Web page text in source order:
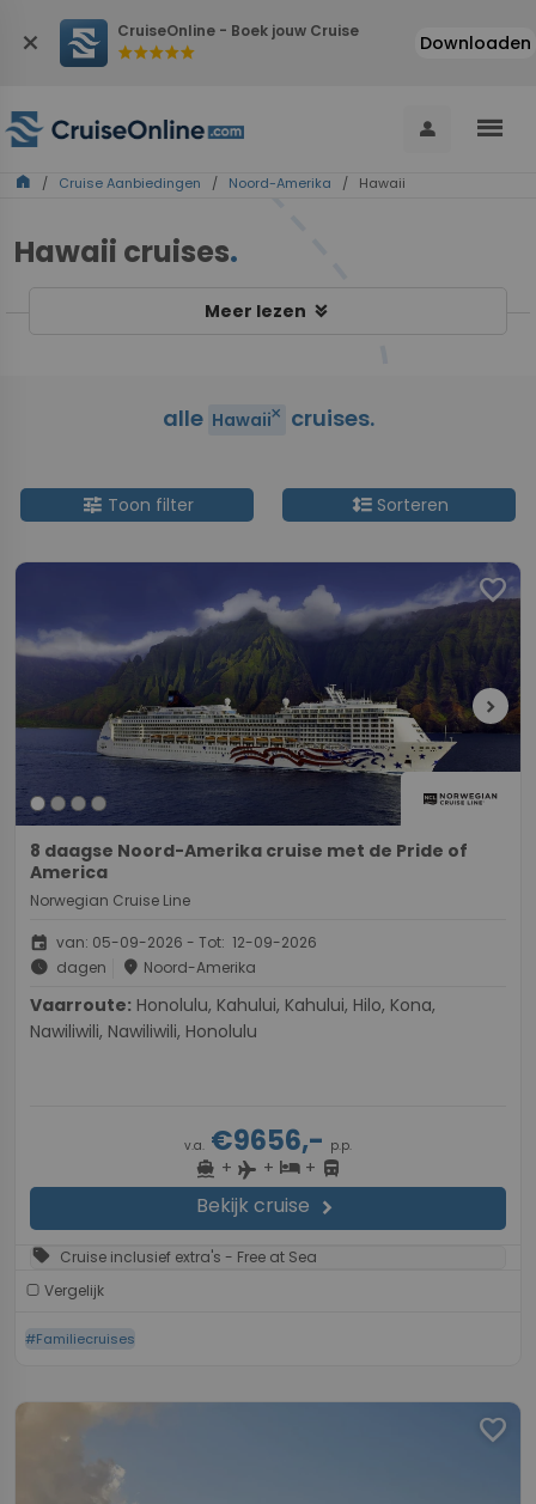
close CruiseOnline - Boek jouw Cruise
starstarstarstarstar Downloaden
person menu
home / Cruise Aanbiedingen / Noord-Amerika / Hawaii
Hawaii cruises.
Meer lezen keyboard_double_arrow_down
alle Hawaiiclose cruises.
tune Toon filter format_line_spacingSorteren
favorite
chevron_right
8 daagse Noord-Amerika cruise met de Pride of
America
Norwegian Cruise Line
event van: 05-09-2026 - Tot: 12-09-2026
schedule dagen place Noord-Amerika
Vaarroute:
Nawiliwili, Nawiliwili, Honolulu
v.a. €9656,- p.p.
directions_boat + flight + hotel+ directions_bus
Bekijk cruise chevron_right
sell Cruise inclusief extra's - Free at Sea
Vergelijk
#Familiecruises
favorite